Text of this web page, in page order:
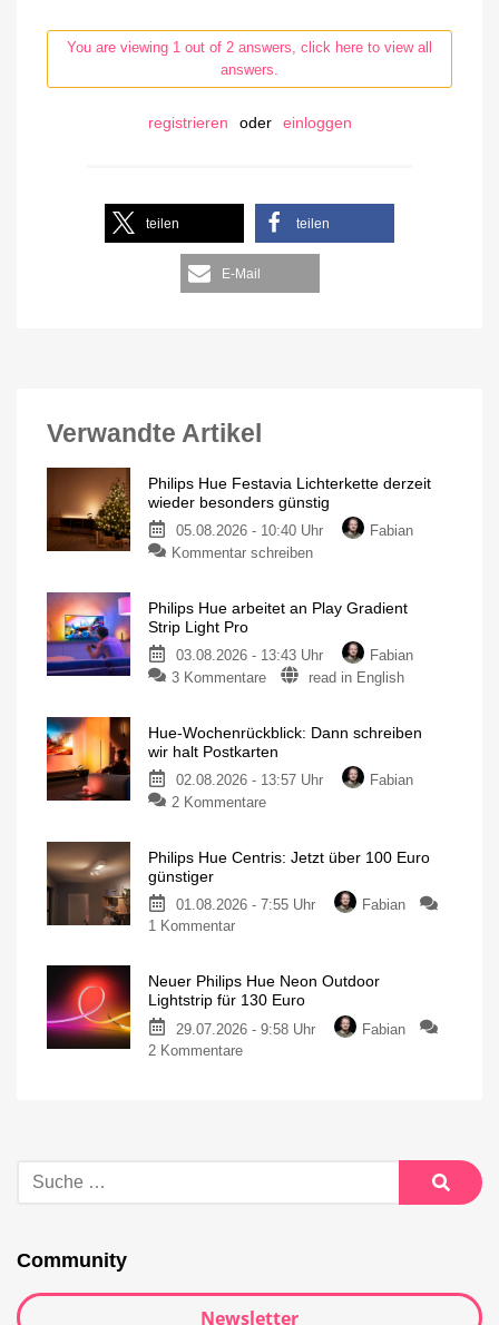
You are viewing 1 out of 2 answers, click here to view all
answers.
registrieren oder einloggen
teilen teilen
E-Mail
Verwandte Artikel
Philips Hue Festavia Lichterkette derzeit
wieder besonders günstig
05.08.2026 - 10:40 Uhr
Fabian
Kommentar schreiben
Philips Hue arbeitet an Play Gradient
Strip Light Pro
03.08.2026 - 13:43 Uhr
Fabian
3 Kommentare
read in English
Hue-Wochenrückblick: Dann schreiben
wir halt Postkarten
02.08.2026 - 13:57 Uhr
Fabian
2 Kommentare
Philips Hue Centris: Jetzt über 100 Euro
günstiger
01.08.2026 - 7:55 Uhr
Fabian
1 Kommentar
Neuer Philips Hue Neon Outdoor
Lightstrip für 130 Euro
29.07.2026 - 9:58 Uhr
Fabian
2 Kommentare
Community
Newsletter